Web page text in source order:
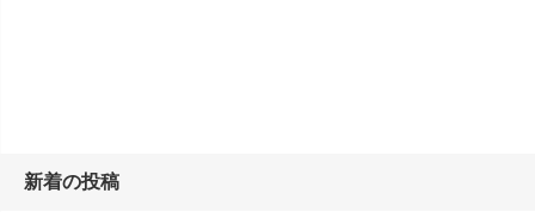
新着の投稿